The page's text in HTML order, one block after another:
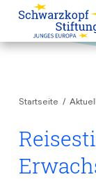
Die Stiftung
Team
Projekte
European
Preise
Startseite